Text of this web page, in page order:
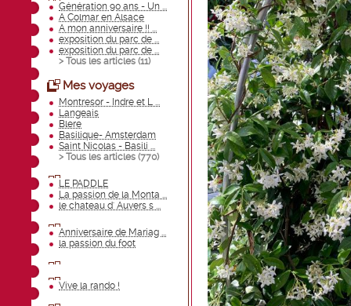
Génération 90 ans - Un ...
A Colmar en Alsace
A mon anniversaire !! ...
exposition du parc de ...
exposition du parc de ...
> Tous les articles (11)
Mes voyages
Montresor - Indre et L ...
Langeais
Blere
Basilique- Amsterdam
Saint Nicolas - Basili ...
> Tous les articles (770)
LE PADDLE
La passion de la Monta ...
le chateau d' Auvers s ...
Anniversaire de Mariag ...
la passion du foot
Vive la rando !